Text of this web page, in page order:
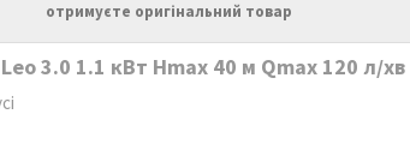
отримуєте оригінальний товар
3.0 1.1 кВт Hmax 40 м Qmax 120 л/